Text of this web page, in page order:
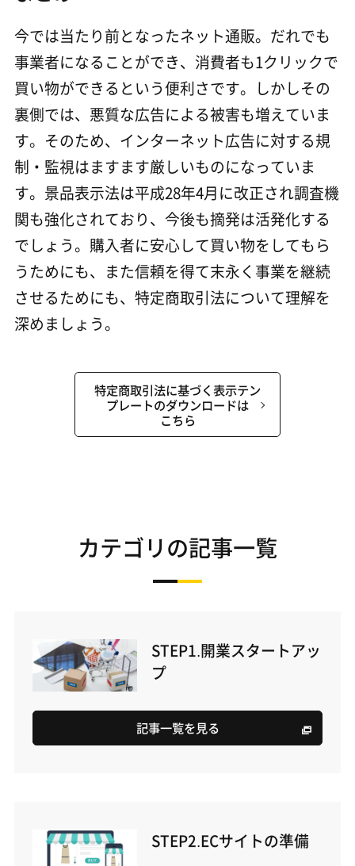
今では当たり前となったネット通販。だれでも
事業者になることができ、消費者も1クリックで
買い物ができるという便利さです。しかしその
裏側では、悪質な広告による被害も増えていま
す。そのため、インターネット広告に対する規
制・監視はますます厳しいものになっていま
す。景品表示法は平成28年4月に改正され調査機
関も強化されており、今後も摘発は活発化する
でしょう。購入者に安心して買い物をしてもら
うためにも、また信頼を得て末永く事業を継続
させるためにも、特定商取引法について理解を
深めましょう。
特定商取引法に基づく表示テン
プレートのダウンロードは
こちら
カテゴリの記事一覧
STEP1.開業スタートアッ
プ
記事一覧を見る
STEP2.ECサイトの準備